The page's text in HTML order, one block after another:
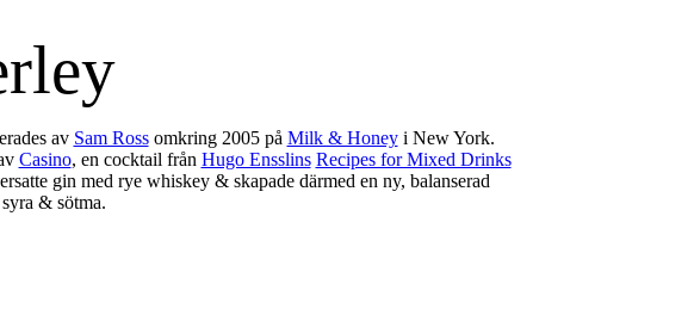
av Sam Rossomkring 2005 på Milk & Honeyi New York.
Casino, en cocktail från Hugo Ensslins Recipes for Mixed Drinks
gin med rye whiskey & skapade därmed en ny, balanserad
& sötma.